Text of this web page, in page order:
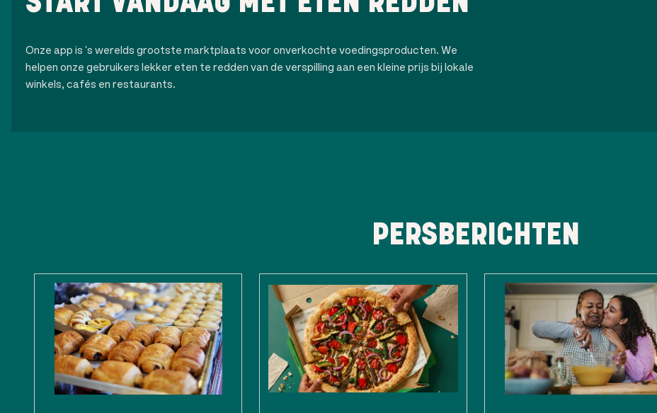
Onze app is 's werelds grootste marktplaats voor onverkochte voedingsproducten. We
helpen onze gebruikers lekker eten te redden van de verspilling aan een kleine prijs bij lokale
winkels, cafés en restaurants.
PERSBERICHTEN